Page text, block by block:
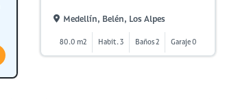
Medellín, Belén, Los Alpes
80.0 m2 Habit. 3 Baños 2 Garaje 0